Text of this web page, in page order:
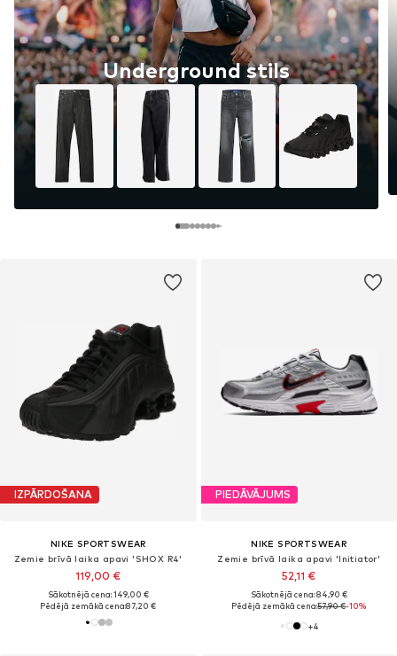
Underground stils
IZPĀRDOŠANA
NIKE SPORTSWEAR
Zemie brīvā laika apavi 'SHOX R4'
119,00 €
Sākotnējā cena: 149,00 €
Pēdējā zemākā cena:87,20 €
PIEDĀVĀJUMS
NIKE SPORTSWEAR
Zemie brīvā laika apavi 'Initiator'
52,11 €
Sākotnējā cena: 84,90 €
Pēdējā zemākā cena:57,90 €-10%
+4